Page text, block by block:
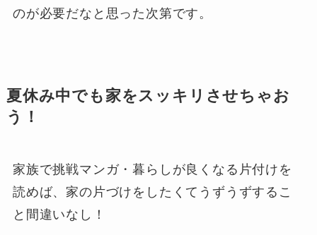
のが必要だなと思った次第です。
夏休み中でも家をスッキリさせちゃお
う！
家族で挑戦マンガ・暮らしが良くなる片付けを
読めば、家の片づけをしたくてうずうずするこ
と間違いなし！